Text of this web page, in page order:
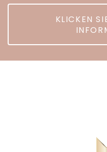
KLICKEN